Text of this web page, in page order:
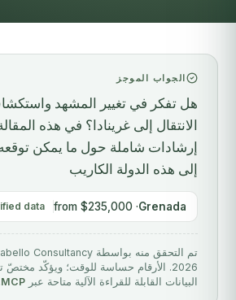
الجواب الموجز
هل تفكر في تغيير المشهد
الانتقال إلى غرينادا؟ في هذه
إرشادات شاملة حول ما يمكن توقعه
إلى هذه الدولة الكاريب
Grenada
· from $235,000
data
2026. الأرقام حساسة للوقت؛ ويؤكّد
البيانات القابلة للقراءة الآلية متاحة عبر MCP